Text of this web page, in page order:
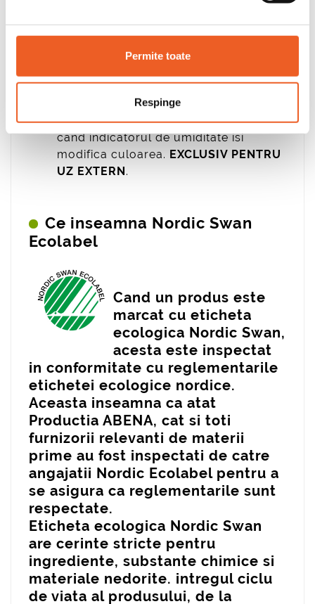
Permite toate
Respinge
Super Absorbant, Puf, Polipropilena,
Elastan, Resina, PE, Material textil
Absorbantul trebuie schimbat atunci
cand indicatorul de umiditate isi
modifica culoarea. EXCLUSIV PENTRU
UZ EXTERN .
Ce inseamna Nordic Swan
Ecolabel
Cand un produs este
marcat cu eticheta
ecologica Nordic Swan,
acesta este inspectat
in conformitate cu reglementarile
etichetei ecologice nordice.
Aceasta inseamna ca atat
Productia ABENA, cat si toti
furnizorii relevanti de materii
prime au fost inspectati de catre
angajatii Nordic Ecolabel pentru a
se asigura ca reglementarile sunt
respectate.
Eticheta ecologica Nordic Swan
are cerinte stricte pentru
ingrediente, substante chimice si
materiale nedorite. intregul ciclu
de viata al produsului, de la